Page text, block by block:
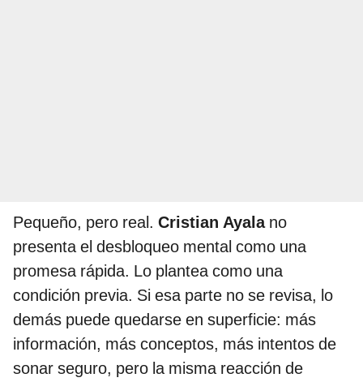
Pequeño, pero real. Cristian Ayalano
presenta el desbloqueo mental como una
promesa rápida. Lo plantea como una
condición previa. Si esa parte no se revisa, lo
demás puede quedarse en superficie: más
información, más conceptos, más intentos de
sonar seguro, pero la misma reacción de